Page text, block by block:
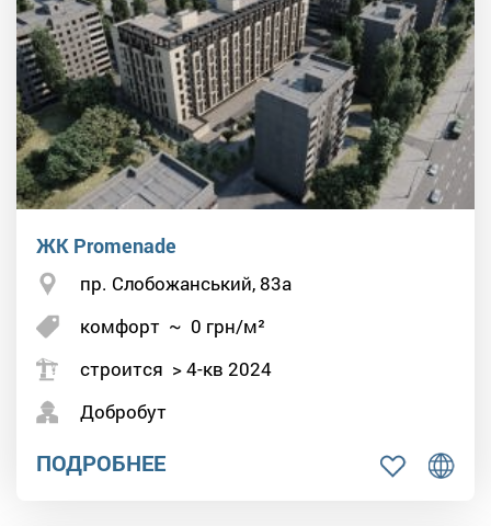
ЖК Promenade
пр. Слобожанський, 83а
комфорт ~ 0 грн/м²
строится > 4-кв 2024
Добробут
ПОДРОБНЕЕ